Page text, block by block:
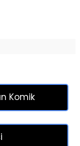
Komik